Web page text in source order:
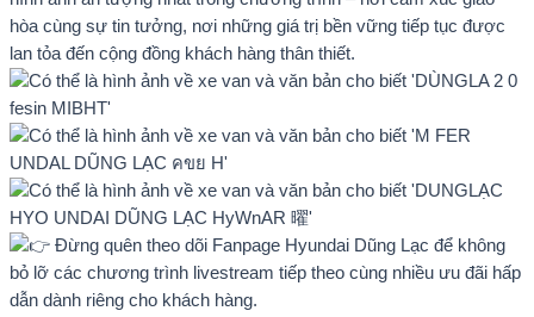
hòa cùng sự tin tưởng, nơi những giá trị bền vững tiếp tục được
lan tỏa đến cộng đồng khách hàng thân thiết.
Đừng quên theo dõi Fanpage Hyundai Dũng Lạc để không
bỏ lỡ các chương trình livestream tiếp theo cùng nhiều ưu đãi hấp
dẫn dành riêng cho khách hàng.